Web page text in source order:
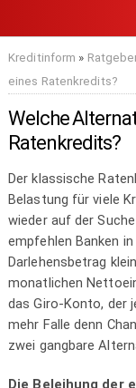
Kreditinform »
eines Ratenkredits?
Welche
Ratenkredits?
Der klassische
Belastung für viele
wieder auf der
empfehlen Banken
Darlehensbetrag
monatlichen
das Giro-Konto, der
mehr Falle denn
zwei gangbare
Die Beleihung der